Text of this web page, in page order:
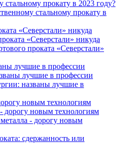
стальному прокату в
«Северстали» никуда
проката «Северстали»
лучшие в профессии
названы лучшие в
новым технологиям
- дорогу новым
сдержанность или